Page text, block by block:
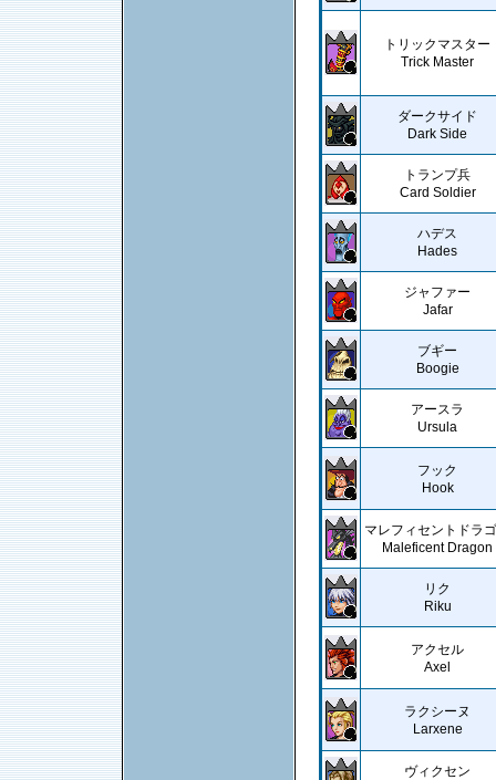
トリックマスター
Trick Master
ダークサイド
Dark Side
トランプ兵
Card Soldier
ハデス
Hades
ジャファー
Jafar
ブギー
Boogie
アースラ
Ursula
フック
Hook
マレフィセントドラ
Maleficent Dragon
リク
Riku
アクセル
Axel
ラクシーヌ
Larxene
ヴィクセン